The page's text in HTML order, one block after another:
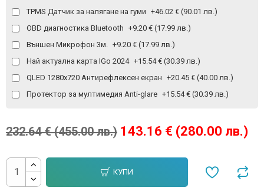
143.16 € (280.00 лв.)
232.64 € (455.00 лв.)
TPMS Датчик за налягане на гуми +46.02 € (90.01 лв.)
OBD диагностика Bluetooth +9.20 € (17.99 лв.)
Външен Микрофон 3м.
+9.20 € (17.99 лв.)
Най актуална карта IGo 2024 +15.54 € (30.39 лв.)
QLED 1280x720 Антирефлексен екран +20.45 € (40.00 лв.)
Протектор за мултимедия Anti-glare +15.54 € (30.39 лв.)
КУПИ